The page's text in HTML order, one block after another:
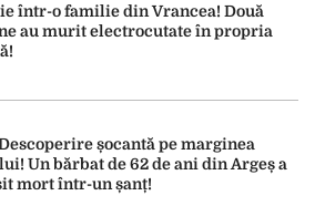
într-o familie din Vrancea! Două
au murit electrocutate în propria
șocantă pe marginea
Un bărbat de 62 de ani din Argeș a
mort într-un șanț!